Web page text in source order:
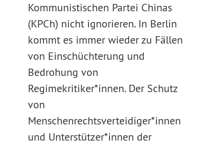
Kommunistischen Partei Chinas
(KPCh) nicht ignorieren. In Berlin
kommt es immer wieder zu Fällen
von Einschüchterung und
Bedrohung von
Regimekritiker*innen. Der Schutz
von
Menschenrechtsverteidiger*innen
und Unterstützer*innen der